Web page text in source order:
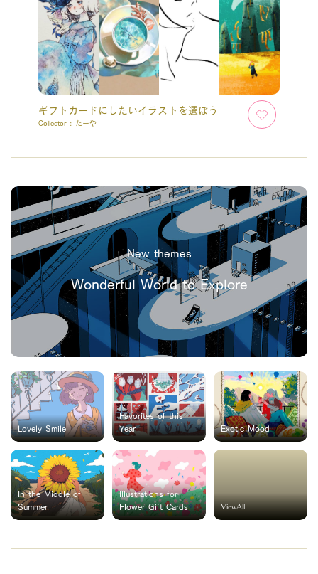
ギフトカードにしたいイラストを選ぼう
Collector : たーや
New themes
Wonderful World to Explore
Lovely Smile
Favorites of this
Year
Exotic Mood
In the Middle of
Summer
Illustrations for
Flower Gift Cards
ViewAll